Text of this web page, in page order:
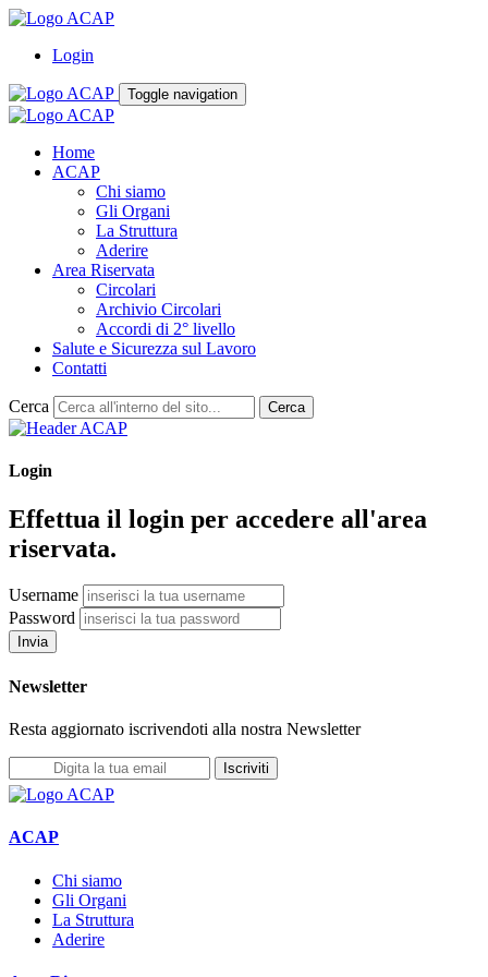
Login
Toggle navigation
Home
ACAP
Chi siamo
Gli Organi
La Struttura
Aderire
Area Riservata
Circolari
Archivio Circolari
Accordi di 2° livello
Salute e Sicurezza sul Lavoro
Contatti
Cerca Cerca
Login
Effettua il login per accedere all'area
riservata.
Username
Password
Invia
Newsletter
Resta aggiornato iscrivendoti alla nostra Newsletter
Iscriviti
ACAP
Chi siamo
Gli Organi
La Struttura
Aderire